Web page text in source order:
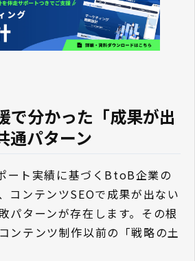
で分かった「成果が出
通パターン
ート実績に基づくBtoB企業の
コンテンツSEOで成果が出ない
パターンが存在します。その根
ンテンツ制作以前の「戦略の土